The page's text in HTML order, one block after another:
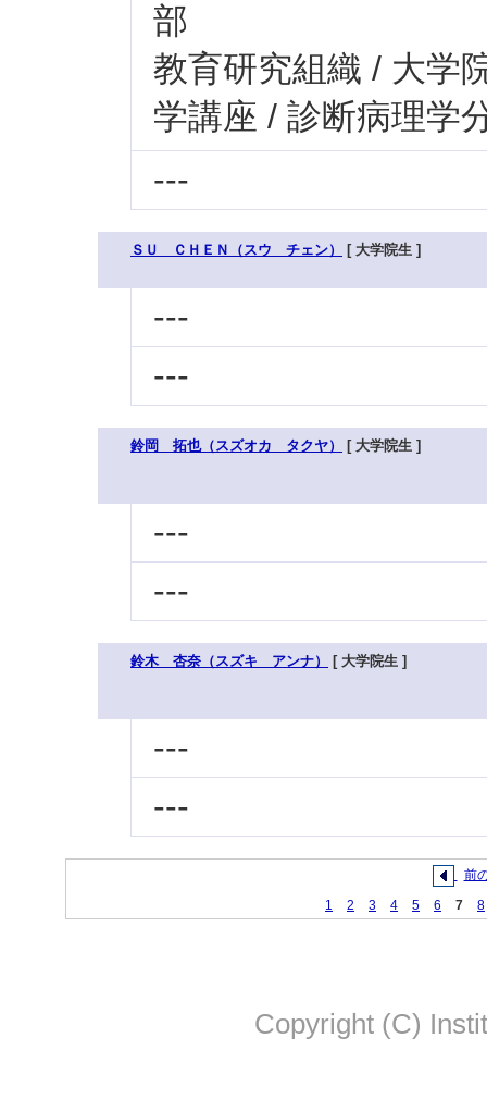
部
教育研究組織 / 大学
学講座 / 診断病理学
---
ＳＵ ＣＨＥＮ（スウ チェン） [ 大学院生 ]
---
---
鈴岡 拓也（スズオカ タクヤ） [ 大学院生 ]
---
---
鈴木 杏奈（スズキ アンナ） [ 大学院生 ]
---
---
前
1
2 3 4 5 6 7 8
Copyright (C)